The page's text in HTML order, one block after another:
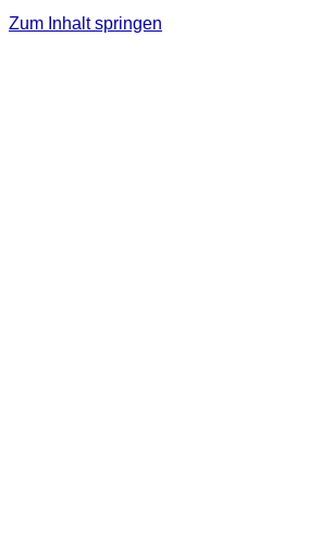
Zum Inhalt springen